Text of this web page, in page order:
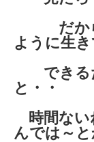
だから
ように生
できるだ
と・・
時間ない
んでは～